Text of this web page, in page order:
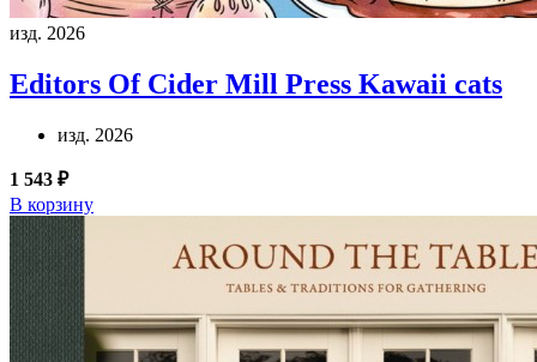
изд. 2026
Editors Of Cider Mill Press Kawaii cats
изд. 2026
1 543 ₽
В корзину